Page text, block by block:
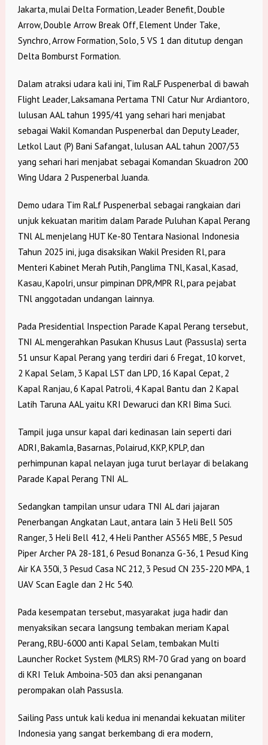
Jakarta, mulai Delta Formation, Leader Benefit, Double
Arrow, Double Arrow Break Off, Element Under Take,
Synchro, Arrow Formation, Solo, 5 VS 1 dan ditutup dengan
Delta Bomburst Formation.
Dalam atraksi udara kali ini, Tim RaLF Puspenerbal di bawah
Flight Leader, Laksamana Pertama TNI Catur Nur Ardiantoro,
lulusan AAL tahun 1995/41 yang sehari hari menjabat
sebagai Wakil Komandan Puspenerbal dan Deputy Leader,
Letkol Laut (P) Bani Safangat, lulusan AAL tahun 2007/53
yang sehari hari menjabat sebagai Komandan Skuadron 200
Wing Udara 2 Puspenerbal Juanda.
Demo udara Tim RaLf Puspenerbal sebagai rangkaian dari
unjuk kekuatan maritim dalam Parade Puluhan Kapal Perang
TNl AL menjelang HUT Ke-80 Tentara Nasional Indonesia
Tahun 2025 ini, juga disaksikan Wakil Presiden Rl, para
Menteri Kabinet Merah Putih, Panglima TNl, Kasal, Kasad,
Kasau, Kapolri, unsur pimpinan DPR/MPR Rl, para pejabat
TNl anggotadan undangan lainnya.
Pada Presidential Inspection Parade Kapal Perang tersebut,
TNI AL mengerahkan Pasukan Khusus Laut (Passusla) serta
51 unsur Kapal Perang yang terdiri dari 6 Fregat, 10 korvet,
2 Kapal Selam, 3 Kapal LST dan LPD, 16 Kapal Cepat, 2
Kapal Ranjau, 6 Kapal Patroli, 4 Kapal Bantu dan 2 Kapal
Latih Taruna AAL yaitu KRI Dewaruci dan KRI Bima Suci.
Tampil juga unsur kapal dari kedinasan lain seperti dari
ADRI, Bakamla, Basarnas, Polairud, KKP, KPLP, dan
perhimpunan kapal nelayan juga turut berlayar di belakang
Parade Kapal Perang TNI AL.
Sedangkan tampilan unsur udara TNI AL dari jajaran
Penerbangan Angkatan Laut, antara lain 3 Heli Bell 505
Ranger, 3 Heli Bell 412, 4 Heli Panther AS565 MBE, 5 Pesud
Piper Archer PA 28-181, 6 Pesud Bonanza G-36, 1 Pesud King
Air KA 350i, 3 Pesud Casa NC 212, 3 Pesud CN 235-220 MPA, 1
UAV Scan Eagle dan 2 Hc 540.
Pada kesempatan tersebut, masyarakat juga hadir dan
menyaksikan secara langsung tembakan meriam Kapal
Perang, RBU-6000 anti Kapal Selam, tembakan Multi
Launcher Rocket System (MLRS) RM-70 Grad yang on board
di KRI Teluk Amboina-503 dan aksi penanganan
perompakan olah Passusla.
Sailing Pass untuk kali kedua ini menandai kekuatan militer
Indonesia yang sangat berkembang di era modern,